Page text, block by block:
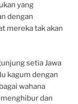
yang
dengan
mereka tak akan
setia Jawa
kagum dengan
wahana
dan